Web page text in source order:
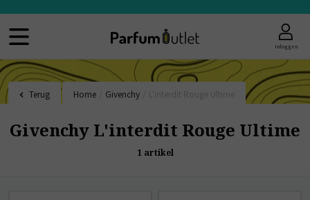
Inloggen
Terug Home Givenchy
Givenchy L'interdit Rouge Ultime
1 artikel